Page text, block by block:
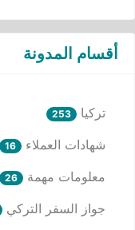
أقسام المدونة
تركيا 253
شهادات العملاء 16
معلومات مهمة 26
جواز السفر التركي